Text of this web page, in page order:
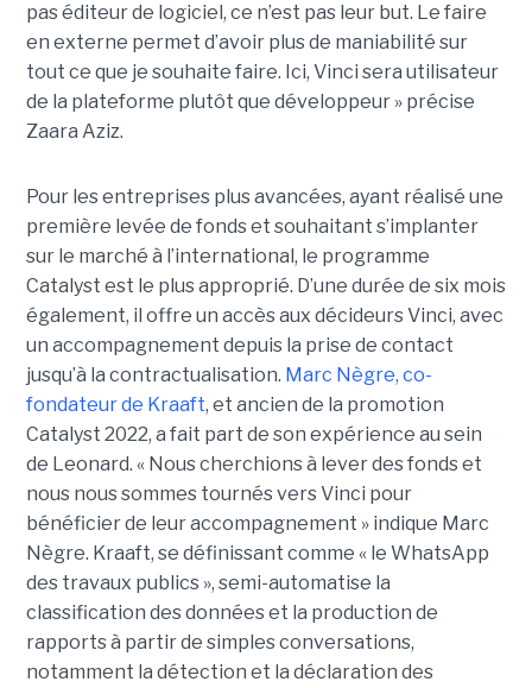
pas éditeur de logiciel, ce n’est pas leur but. Le faire
en externe permet d’avoir plus de maniabilité sur
tout ce que je souhaite faire. Ici, Vinci sera utilisateur
de la plateforme plutôt que développeur » précise
Zaara Aziz.
Pour les entreprises plus avancées, ayant réalisé une
première levée de fonds et souhaitant s’implanter
sur le marché à l’international, le programme
Catalyst est le plus approprié. D’une durée de six mois
également, il offre un accès aux décideurs Vinci, avec
un accompagnement depuis la prise de contact
jusqu’à la contractualisation. Marc Nègre, co-
fondateur de Kraaft, et ancien de la promotion
Catalyst 2022, a fait part de son expérience au sein
de Leonard. « Nous cherchions à lever des fonds et
nous nous sommes tournés vers Vinci pour
bénéficier de leur accompagnement » indique Marc
Nègre. Kraaft, se définissant comme « le WhatsApp
des travaux publics », semi-automatise la
classification des données et la production de
rapports à partir de simples conversations,
notamment la détection et la déclaration des